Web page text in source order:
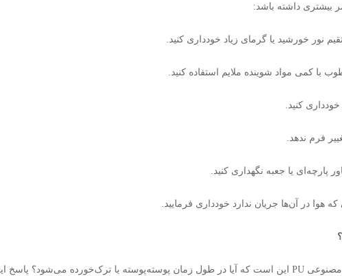
بیشتری داشته باشد:
نور خورشید یا گرمای زیاد خودداری کنید.
با کمی مواد شوینده ملایم استفاده کنید.
کنید.
فرم ندهد.
پارچه‌ای یا جعبه نگهداری کنید.
هوا در آن‌ها جریان ندارد خودداری فرمایید
مصنوعی PU این است که آیا در طول زمان پوسته‌پوسته یا ترک‌خورده می‌شود؟ پاسخ